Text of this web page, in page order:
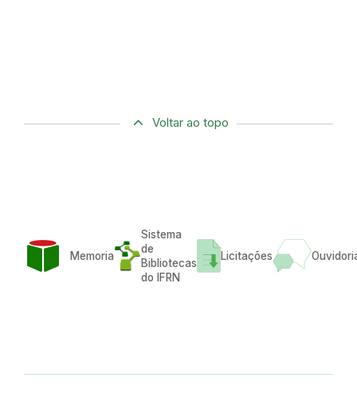
Voltar ao topo
Memoria
Sistema
de
Bibliotecas
do IFRN
Licitações